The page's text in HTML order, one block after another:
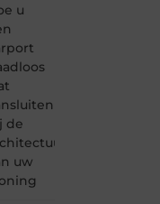
u
de
uw